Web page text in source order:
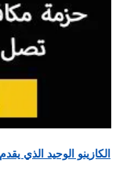
الكازينو الوحيد الذي